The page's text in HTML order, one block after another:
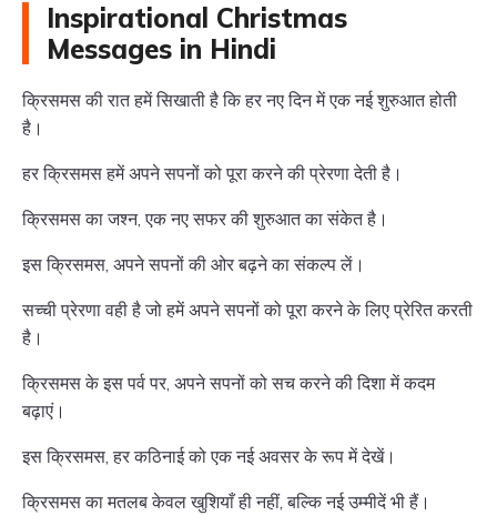
Inspirational Christmas
Messages in Hindi
क्रिसमस की रात हमें सिखाती है कि हर नए दिन में एक नई शुरुआत होती
है।
हर क्रिसमस हमें अपने सपनों को पूरा करने की प्रेरणा देती है।
क्रिसमस का जश्न, एक नए सफर की शुरुआत का संकेत है।
इस क्रिसमस, अपने सपनों की ओर बढ़ने का संकल्प लें।
सच्ची प्रेरणा वही है जो हमें अपने सपनों को पूरा करने के लिए प्रेरित करती
है।
क्रिसमस के इस पर्व पर, अपने सपनों को सच करने की दिशा में कदम
बढ़ाएं।
इस क्रिसमस, हर कठिनाई को एक नई अवसर के रूप में देखें।
क्रिसमस का मतलब केवल खुशियाँ ही नहीं, बल्कि नई उम्मीदें भी हैं।